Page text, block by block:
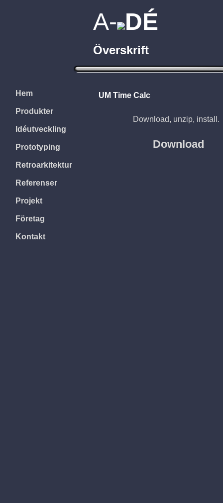
Hem
Produkter
Idéutveckling
Prototyping
Retroarkitektur
Referenser
Projekt
Företag
Kontakt
A- DÉ
Överskrift
UM Time Calc
Download, unzip, install.